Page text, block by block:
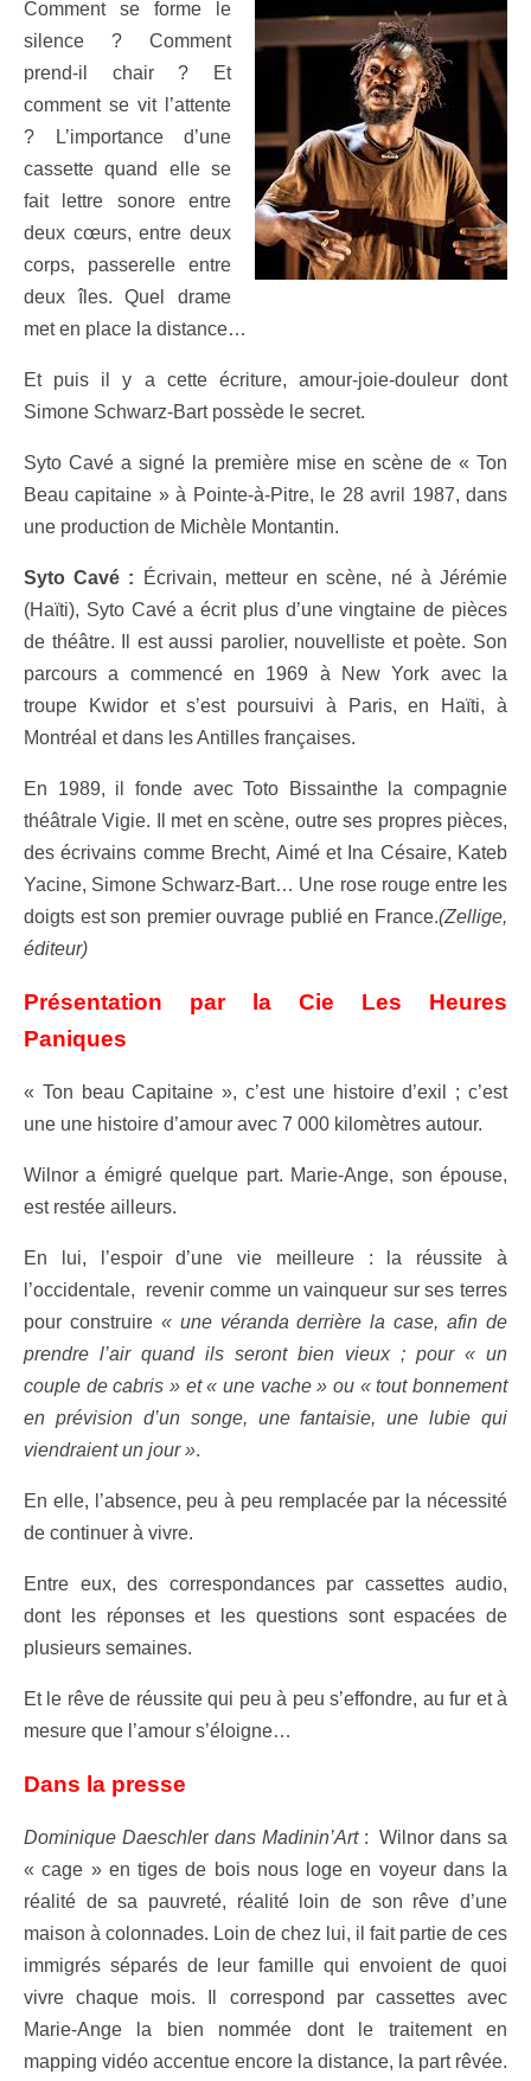
Comment se forme le
silence ? Comment
prend-il chair ? Et
comment se vit l’attente
? L’importance d’une
cassette quand elle se
fait lettre sonore entre
deux cœurs, entre deux
corps, passerelle entre
deux îles. Quel drame
met en place la distance…
Et puis il y a cette écriture, amour-joie-douleur dont
Simone Schwarz-Bart possède le secret.
Syto Cavé a signé la première mise en scène de « Ton
Beau capitaine » à Pointe-à-Pitre, le 28 avril 1987, dans
une production de Michèle Montantin.
Syto Cavé : Écrivain, metteur en scène, né à Jérémie
(Haïti), Syto Cavé a écrit plus d’une vingtaine de pièces
de théâtre. Il est aussi parolier, nouvelliste et poète. Son
parcours a commencé en 1969 à New York avec la
troupe Kwidor et s’est poursuivi à Paris, en Haïti, à
Montréal et dans les Antilles françaises.
En 1989, il fonde avec Toto Bissainthe la compagnie
théâtrale Vigie. Il met en scène, outre ses propres pièces,
des écrivains comme Brecht, Aimé et Ina Césaire, Kateb
Yacine, Simone Schwarz-Bart… Une rose rouge entre les
doigts est son premier ouvrage publié en France.(Zellige,
éditeur)
Présentation par la Cie Les Heures
Paniques
« Ton beau Capitaine », c’est une histoire d’exil ; c’est
une une histoire d’amour avec 7 000 kilomètres autour.
Wilnor a émigré quelque part. Marie-Ange, son épouse,
est restée ailleurs.
En lui, l’espoir d’une vie meilleure : la réussite à
l’occidentale,
revenir comme un vainqueur sur ses terres
pour construire « une véranda derrière la case, afin de
prendre l’air quand ils seront bien vieux ; pour « un
couple de cabris » et « une vache » ou « tout bonnement
en prévision d’un songe, une fantaisie, une lubie qui
viendraient un jour ».
En elle, l’absence, peu à peu remplacée par la nécessité
de continuer à vivre.
Entre eux, des correspondances par cassettes audio,
dont les réponses et les questions sont espacées de
plusieurs semaines.
Et le rêve de réussite qui peu à peu s’effondre, au fur et à
mesure que l’amour s’éloigne…
Dans la presse
Dominique Daeschler dans Madinin’Art: Wilnor dans sa
« cage » en tiges de bois nous loge en voyeur dans la
réalité de sa pauvreté, réalité loin de son rêve d’une
maison à colonnades. Loin de chez lui, il fait partie de ces
immigrés séparés de leur famille qui envoient de quoi
vivre chaque mois. Il correspond par cassettes avec
Marie-Ange la bien nommée dont le traitement en
mapping vidéo accentue encore la distance, la part rêvée.